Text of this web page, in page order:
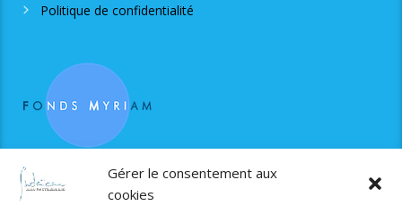
Gérer le consentement aux
cookies
Politique de confidentialité